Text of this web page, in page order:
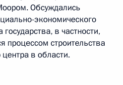
Обсуждались
экономического
в частности,
процессом строительства
в области.